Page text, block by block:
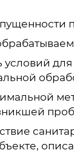
условий